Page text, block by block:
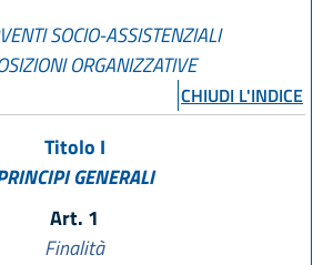
SOCIO-ASSISTENZIALI
ORGANIZZATIVE
CHIUDI L'INDICE
Titolo I
GENERALI
Art. 1
Finalità